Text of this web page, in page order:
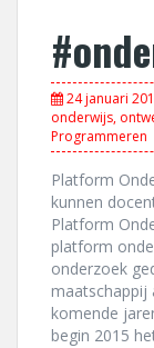
24 januari
onderwijs,
Programmeren
Platform
kunnen
Platform
platform
onderzoek
maatschappij
komende
begin 2015